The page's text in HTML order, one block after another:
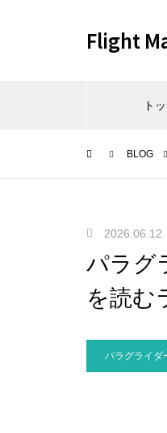
Flight
ト
BLOG
2026.06.12
パラグ
を読む
パラグライダ